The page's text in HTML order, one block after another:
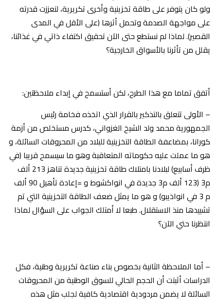
ولو كان يتوفر على طاقة تخزينية وأخرى تكريرية، لتعززت قدرته
على مواجهة الصدمة وتحمل أثرها (على الأقل في المدى
القصير). لماذا لم نستطع حتى الآن تحقيق اكتفاء ذاتي في غذائنا،
يقلل من تأثرنا بالأسواق الخارجية؟
أتفق تماما مع هذا الطرح، لكن أستسمح في إبداء ملاحظتين:
– الأولى تتعلق بالتذكير بالقرار الذي اتخذه فخامة رئيس
الجمهورية محمد ولد الشيخ الغزواني، كدرس مستخلص من أزمة
كورانا، بمضاعفة الطاقة التخزينية للبلاد من المحروقات السائلة، و
هو ما عملت عليه حكوماته المتعاقبة وهو ما سيسمح قريبا (في
ظرف أسابيع) لبلادنا بامتلاك طاقة تخزينية جديدة تناهز 213 ألف
م3 (123 ألف م3 جديدة في انواكشوط و =إعادة تأهيل 90 ألف
م 3 في انواذيبو) و هو ما يمثل ضعف الطاقة التخزينية التي تم
تشييدها منذ الاستقلال. طبعا لا أمتلك الجواب على السؤال لماذا
انتظرنا حتي الآن؟
– أما الملاحظة الثانية بخصوص بناء صناعة تكريرية وطنية، فكل
الدراسات أثبتت أن الحجم الحالي للسوق الوطنية من المحروقات
السائلة لا يضمن مردودية اقتصادية كافية لجلب مثل هذه